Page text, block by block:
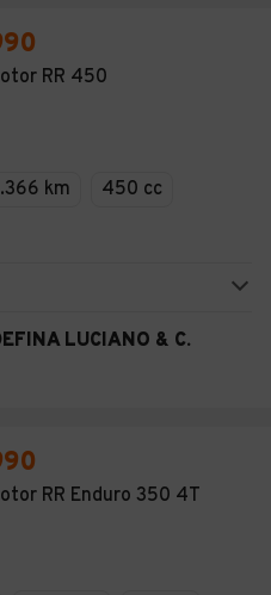
RR 450
km
450 cc
LUCIANO & C.
RR Enduro 350 4T